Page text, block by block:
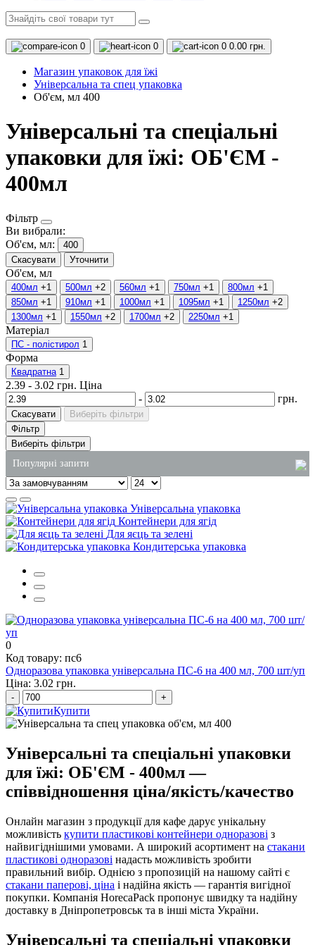
0 0 0 0.00 грн.
Магазин упаковок для їжі
Універсальна та спец упаковка
Об'єм, мл 400
Універсальні та спеціальні
упаковки для їжі: ОБ'ЄМ -
400мл
Фільтр
Ви вибрали:
Об'єм, мл:
400
Скасувати
Уточнити
Об'єм, мл
400мл +1 500мл +2 560мл +1 750мл +1 800мл +1
850мл +1 910мл +1 1000мл +1 1095мл +1 1250мл +2
1300мл +1 1550мл +2 1700мл +2 2250мл +1
Матеріал
ПС - полістирол 1
Форма
Квадратна 1
2.39 - 3.02 грн. Ціна
-
грн.
Скасувати
Виберіть фільтри
Фільтр
Виберіть фільтри
Популярні запити
упаковка для суші на винос
крафтові пакети оптом
харчові одноразові контейнери
столові паперові серветки
ланч-бокс з фольги
Універсальна упаковка
Контейнери для ягід
Для яєць та зелені
Кондитерська упаковка
0
Код товару: пс6
Одноразова упаковка універсальна ПС-6 на 400 мл, 700 шт/уп
Ціна: 3.02 грн.
- +
Купити
Універсальні та спеціальні упаковки
для їжі: ОБ'ЄМ - 400мл —
співвідношення ціна/якість/качество
Онлайн магазин з продукції для кафе дарує унікальну
можливість купити пластикові контейнери одноразові з
найвигіднішими умовами. А широкий асортимент на стакани
пластикові одноразові надасть можливість зробити
правильний вибір. Однією з пропозицій на нашому сайті є
стакани паперові, ціна і надійна якість — гарантія вигідної
покупки. Компанія HorecaPack пропонує швидку та надійну
доставку в Дніпропетровськ та в інші міста України.
Універсальні та спеціальні упаковки